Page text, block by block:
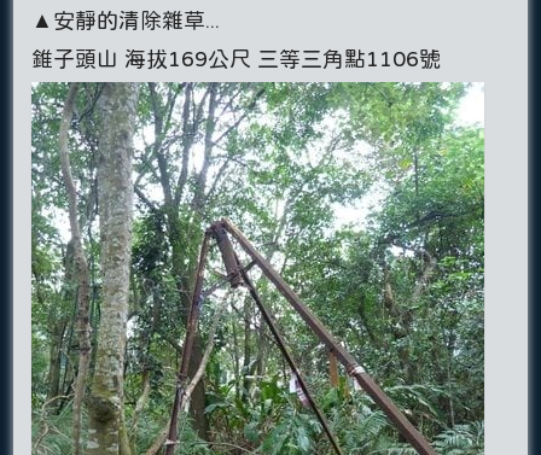
▲安靜的清除雜草...
錐子頭山 海拔169公尺 三等三角點1106號